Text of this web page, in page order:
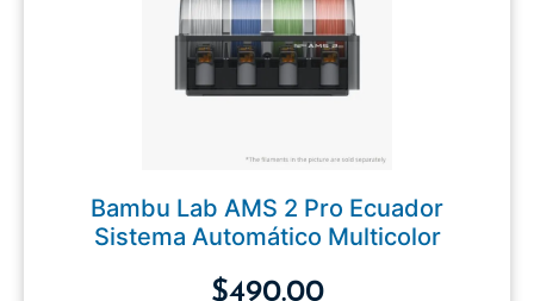
Bambu Lab AMS 2 Pro Ecuador
Sistema Automático Multicolor
$490.00